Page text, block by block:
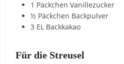
1 Päckchen Vanillezucker
½ Päckchen Backpulver
3 EL Backkakao
Für die Streusel